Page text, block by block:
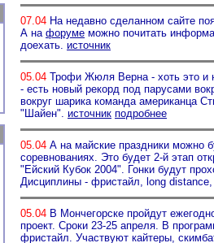
07.04 На недавно сделанном сайте
А на форуме можно почитать
доехать. источник
05.04 Трофи Жюля Верна - хоть это и
- есть новый рекорд под парусами
вокруг шарика команда американца
"Шайен". источник подробнее
05.04 А на майские праздники можно
соревнованиях. Это будет 2-й этап
"Ейский Кубок 2004". Гонки будут
Дисциплины - фристайл, long
05.04 В Мончегорске пройдут
проект. Сроки 23-25 апреля. В
фристайл. Участвуют кайтеры,